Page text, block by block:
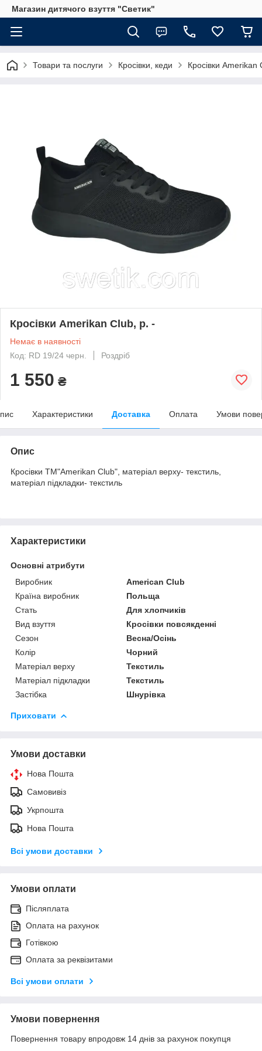
Магазин дитячого взуття "Светик"
Товари та послуги Кросівки, кеди Кросівки Amerikan
Кросівки Amerikan Club, р. -
Немає в наявності
Код: RD 19/24 черн.
Роздріб
1 550 ₴
Характеристики Доставка Оплата Умови
Опис
Кросівки ТМ"Amerikan Club", матеріал верху- текстиль,
матеріал підкладки- текстиль
Характеристики
Основні атрибути
Виробник
American Club
Країна виробник
Польща
Стать
Для хлопчиків
Вид взуття
Кросівки повсякденні
Сезон
Весна/Осінь
Колір
Чорний
Матеріал верху
Текстиль
Матеріал підкладки
Текстиль
Застібка
Шнурівка
Приховати
Умови доставки
Нова Пошта
Самовивіз
Укрпошта
Нова Пошта
Всі умови доставки
Умови оплати
Післяплата
Оплата на рахунок
Готівкою
Оплата за реквізитами
Всі умови оплати
Умови повернення
Повернення товару впродовж 14 днів за рахунок покупця